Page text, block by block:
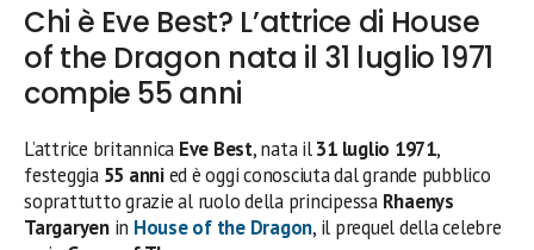
Chi è Eve Best? L’attrice di House
of the Dragon nata il 31 luglio 1971
compie 55 anni
L’attrice britannica Eve Best, nata il31 luglio 1971,
festeggia 55 annied è oggi conosciuta dal grande pubblico
soprattutto grazie al ruolo della principessa Rhaenys
Targaryenin House of the Dragon, il prequel della celebre